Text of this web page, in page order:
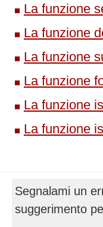
La funzione
La funzione
La funzione
La funzione
La funzione
La funzione
Segnalami un
suggerimento